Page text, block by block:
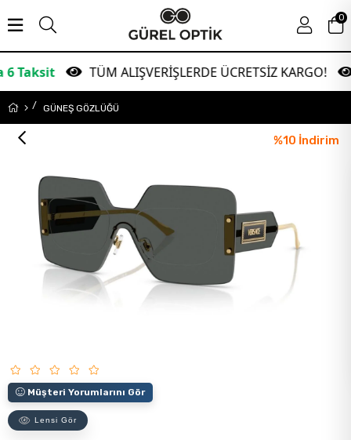
TÜM ALIŞVERİŞLERDE ÜCRETSİZ KARGO!
0
GÜNEŞ GÖZLÜĞÜ
%10 İndirim
Müşteri Yorumlarını Gör
Lensi Gör